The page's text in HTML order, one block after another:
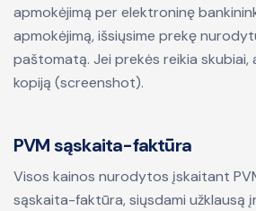
apmokėjimą per elektroninę
apmokėjimą, išsiųsime prekę
paštomatą. Jei prekės reikia
kopiją (screenshot).
PVM sąskaita-faktūra
Visos kainos nurodytos įskaitant
sąskaita-faktūra, siųsdami užklausą